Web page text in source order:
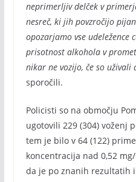
neprimerljiv delček v
nesreč, ki jih povzročijo
opozarjamo vse udeležence
prisotnost alkohola v
nikar ne vozijo, če so uživali
sporočili.
Policisti so na območju
ugotovili 229 (304) voženj
tem je bilo v 64 (122)
koncentracija nad 0,52
da je po znanih rezultatih